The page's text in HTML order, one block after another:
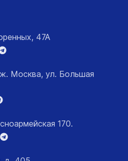
47А
Москва, ул. Большая
170.